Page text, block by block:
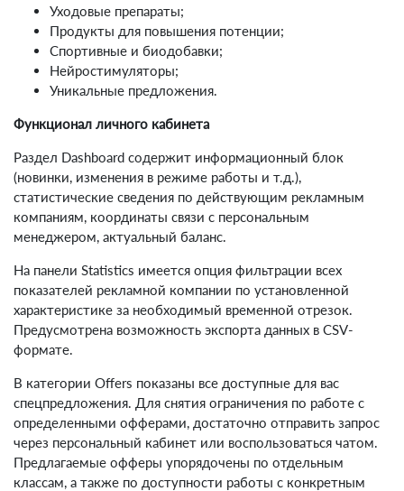
Уходовые препараты;
Продукты для повышения потенции;
Спортивные и биодобавки;
Нейростимуляторы;
Уникальные предложения.
Функционал личного кабинета
Раздел Dashboard содержит информационный блок
(новинки, изменения в режиме работы и т.д.),
статистические сведения по действующим рекламным
компаниям, координаты связи с персональным
менеджером, актуальный баланс.
На панели Statistics имеется опция фильтрации всех
показателей рекламной компании по установленной
характеристике за необходимый временной отрезок.
Предусмотрена возможность экспорта данных в CSV-
формате.
В категории Offers показаны все доступные для вас
спецпредложения. Для снятия ограничения по работе с
определенными офферами, достаточно отправить запрос
через персональный кабинет или воспользоваться чатом.
Предлагаемые офферы упорядочены по отдельным
классам, а также по доступности работы с конкретным